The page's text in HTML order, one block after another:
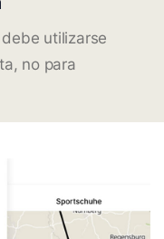
utilizarse
no para